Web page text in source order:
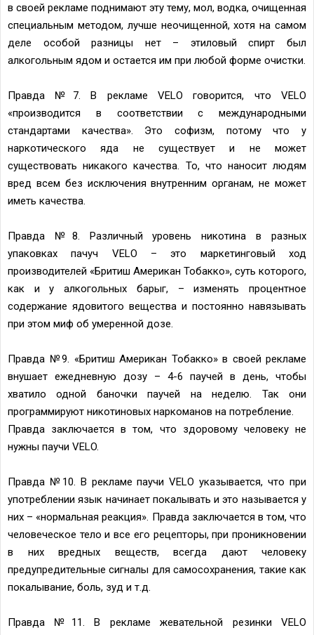
в своей рекламе поднимают эту тему, мол, водка, очищенная
специальным методом, лучше неочищенной, хотя на самом
деле особой разницы нет – этиловый спирт был
алкогольным ядом и остается им при любой форме очистки.
Правда №7. В рекламе VELO говорится, что VELO
«производится в соответствии с международными
стандартами качества». Это софизм, потому что у
наркотического яда не существует и не может
существовать никакого качества. То, что наносит людям
вред всем без исключения внутренним органам, не может
иметь качества.
Правда №8. Различный уровень никотина в разных
упаковках пачуч VELO – это маркетинговый ход
производителей «Бритиш Американ Тобакко», суть которого,
как и у алкогольных барыг, – изменять процентное
содержание ядовитого вещества и постоянно навязывать
при этом миф об умеренной дозе.
Правда №9. «Бритиш Американ Тобакко» в своей рекламе
внушает ежедневную дозу – 4-6 паучей в день, чтобы
хватило одной баночки паучей на неделю. Так они
программируют никотиновых наркоманов на потребление.
Правда заключается в том, что здоровому человеку не
нужны паучи VELO.
Правда №10. В рекламе паучи VELO указывается, что при
употреблении язык начинает покалывать и это называется у
них – «нормальная реакция». Правда заключается в том, что
человеческое тело и все его рецепторы, при проникновении
в них вредных веществ, всегда дают человеку
предупредительные сигналы для самосохранения, такие как
покалывание, боль, зуд и т.д.
Правда №11. В рекламе жевательной резинки VELO